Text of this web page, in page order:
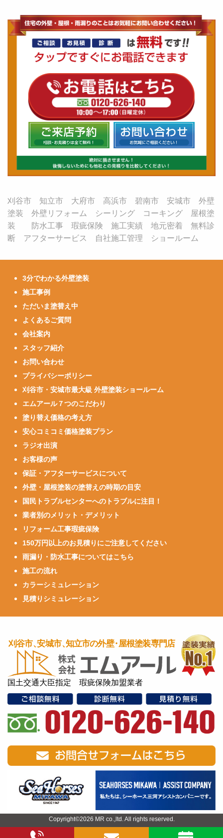
刈谷市 知立市 大府市 高浜市 碧南市 安城市 外壁
塗装 外壁リフォーム シーリング コーキング 屋根塗
装 防水工事 瑕疵保険 施工実績 地元密着 無料診
断 アフターサービス 自社施工管理 ショールーム
3分でわかる外壁塗装
施工事例
ただいま塗替え中
よくあるご質問
会社案内
スタッフ紹介
お問い合わせ
プライバシーポリシー
刈谷市・安城市最大級 外壁塗装ショールーム
エムアール７つのこだわり
塗り替え価格の考え方
安心コミコミ価格塗装プラン
ラジオ出演
お客様の声
保証・アフターサービスについて
外壁・屋根塗装の塗替えの時期の目安
国民トラブルセンターへのトラブルに注目！
業者別のメリット・デメリット
リフォーム工事瑕疵保険
150万円以上のお見積りにご注意してください
雨漏り・防水工事についてはこちら
施工の流れ
カラーシミュレーション
見積りシミュレーション
国土交通大臣指定 瑕疵保険加盟業者
Copyright©2026 MR co.,ltd. All rights reserved.